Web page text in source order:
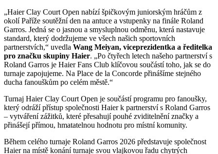
„Haier Clay Court Open nabízí špičkovým juniorským hráčům z
okolí Paříže soutěžní den na antuce a vstupenky na finále Roland
Garros. Jedná se o jasnou a smysluplnou odměnu, která nastavuje
standard, který dodržujeme ve všech našich sportovních
partnerstvích,“ uvedla Wang Meiyan, viceprezidentka a ředitelka
pro značku skupiny Haier. „Po čtyřech letech našeho partnerství s
Roland Garros je Haier Fans Club klíčovou součástí toho, jak se do
turnaje zapojujeme. Na Place de la Concorde přinášíme stejného
ducha fanouškům po celém městě.“
Turnaj Haier Clay Court Open je součástí programu pro fanoušky,
který odráží přístup společnosti Haier k partnerství s Roland Garros
– vytváření zážitků, které přesahují pouhé zviditelnění značky a
přinášejí přímou, hmatatelnou hodnotu pro místní komunity.
Během celého turnaje Roland Garros 2026 představuje společnost
Haier na místě konání turnaje svou vlajkovou řadu chytrých